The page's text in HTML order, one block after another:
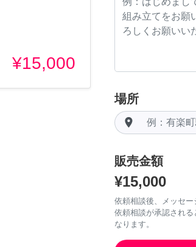
¥15,000
場所
room
販売金額
¥15,000
依頼相談後、メッセー
依頼相談が承認され
なります。